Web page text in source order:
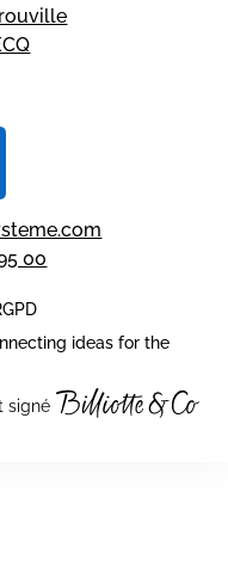
00
ideas for the
signé